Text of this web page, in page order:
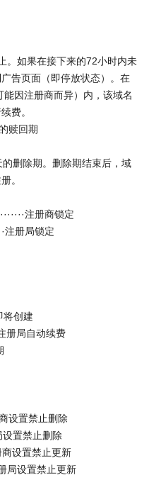
。如果在接下来的72小时内未
告页面（即停放状态）。在
因注册商而异）内，该域名
费。
赎回期
删除期。删除期结束后，域
。
注册商锁定
注册局锁定
将创建
注册局自动续费
商设置禁止删除
设置禁止删除
商设置禁止更新
局设置禁止更新